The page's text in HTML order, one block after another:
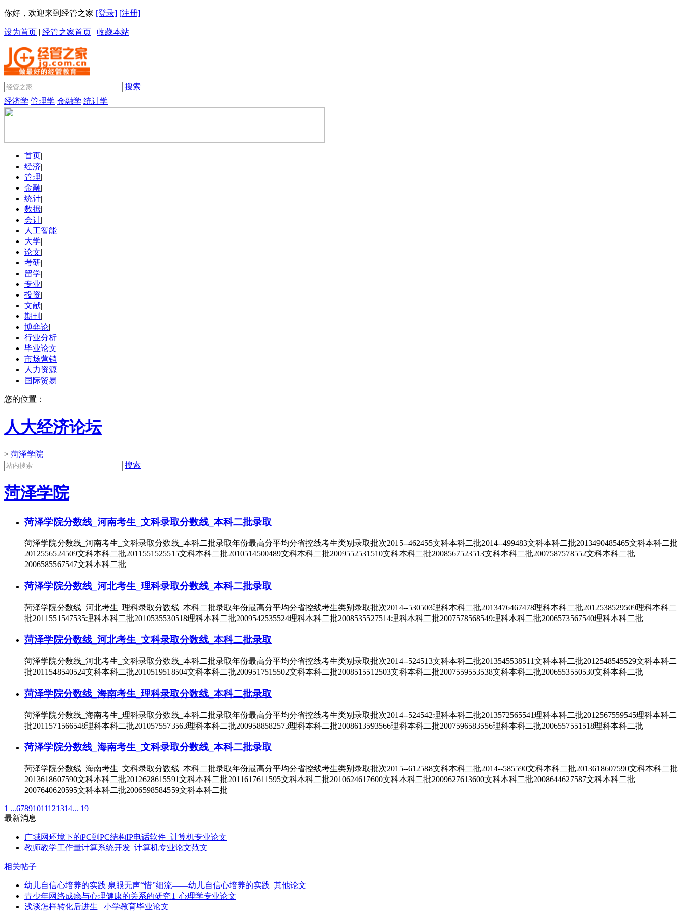
你好，欢迎来到经管之家 [登录] [注册]
设为首页 | 经管之家首页 | 收藏本站
搜索
经济学 管理学 金融学 统计学
首页|
经济|
管理|
金融|
统计|
数据|
会计|
人工智能|
大学|
论文|
考研|
留学|
专业|
投资|
文献|
期刊 |
博弈论|
行业分析|
毕业论文|
市场营销|
人力资源|
国际贸易|
您的位置：
人大经济论坛
> 菏泽学院
搜索
菏泽学院
菏泽学院分数线_河南考生_文科录取分数线_本科二批录取
菏泽学院分数线_河南考生_文科录取分数线_本科二批录取年份最高分平均分省控线考生类别录取批次2015--462455文科本科二批2014--499483文科本科二批2013490485465文科本科二批
2012556524509文科本科二批2011551525515文科本科二批2010514500489文科本科二批2009552531510文科本科二批2008567523513文科本科二批2007587578552文科本科二批
2006585567547文科本科二批
菏泽学院分数线_河北考生_理科录取分数线_本科二批录取
菏泽学院分数线_河北考生_理科录取分数线_本科二批录取年份最高分平均分省控线考生类别录取批次2014--530503理科本科二批2013476467478理科本科二批2012538529509理科本科二
批2011551547535理科本科二批2010535530518理科本科二批2009542535524理科本科二批2008535527514理科本科二批2007578568549理科本科二批2006573567540理科本科二批
菏泽学院分数线_河北考生_文科录取分数线_本科二批录取
菏泽学院分数线_河北考生_文科录取分数线_本科二批录取年份最高分平均分省控线考生类别录取批次2014--524513文科本科二批2013545538511文科本科二批2012548545529文科本科二
批2011548540524文科本科二批2010519518504文科本科二批2009517515502文科本科二批2008515512503文科本科二批2007559553538文科本科二批2006553550530文科本科二批
菏泽学院分数线_海南考生_理科录取分数线_本科二批录取
菏泽学院分数线_海南考生_理科录取分数线_本科二批录取年份最高分平均分省控线考生类别录取批次2014--524542理科本科二批2013572565541理科本科二批2012567559545理科本科二
批2011571566548理科本科二批2010575573563理科本科二批2009588582573理科本科二批2008613593566理科本科二批2007596583556理科本科二批2006557551518理科本科二批
菏泽学院分数线_海南考生_文科录取分数线_本科二批录取
菏泽学院分数线_海南考生_文科录取分数线_本科二批录取年份最高分平均分省控线考生类别录取批次2015--612588文科本科二批2014--585590文科本科二批2013618607590文科本科二批
2013618607590文科本科二批2012628615591文科本科二批2011617611595文科本科二批2010624617600文科本科二批2009627613600文科本科二批2008644627587文科本科二批
2007640620595文科本科二批2006598584559文科本科二批
1 ...67891011121314... 19
最新消息
广域网环境下的PC到PC结构IP电话软件_计算机专业论文
教师教学工作量计算系统开发_计算机专业论文范文
相关帖子
幼儿自信心培养的实践 泉眼无声“惜”细流——幼儿自信心培养的实践_其他论文
青少年网络成瘾与心理健康的关系的研究1_心理学专业论文
浅谈怎样转化后进生 _小学教育毕业论文